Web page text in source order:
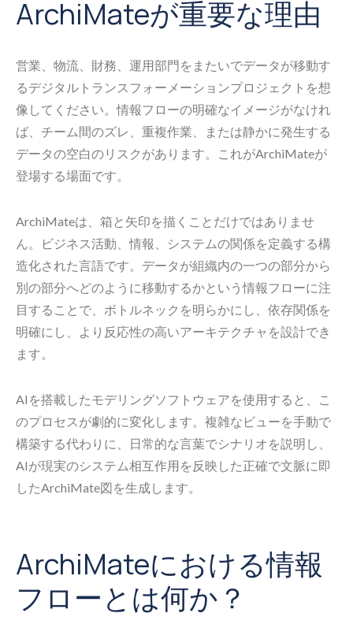
ArchiMateが重要な理由
営業、物流、財務、運用部門をまたいでデータが移動す
るデジタルトランスフォーメーションプロジェクトを想
像してください。情報フローの明確なイメージがなけれ
ば、チーム間のズレ、重複作業、または静かに発生する
データの空白のリスクがあります。これがArchiMateが
登場する場面です。
ArchiMateは、箱と矢印を描くことだけではありませ
ん。ビジネス活動、情報、システムの関係を定義する構
造化された言語です。データが組織内の一つの部分から
別の部分へどのように移動するかという情報フローに注
目することで、ボトルネックを明らかにし、依存関係を
明確にし、より反応性の高いアーキテクチャを設計でき
ます。
AIを搭載したモデリングソフトウェアを使用すると、こ
のプロセスが劇的に変化します。複雑なビューを手動で
構築する代わりに、日常的な言葉でシナリオを説明し、
AIが現実のシステム相互作用を反映した正確で文脈に即
したArchiMate図を生成します。
ArchiMateにおける情報
フローとは何か？